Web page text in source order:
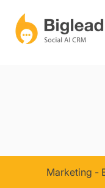
Marketing -